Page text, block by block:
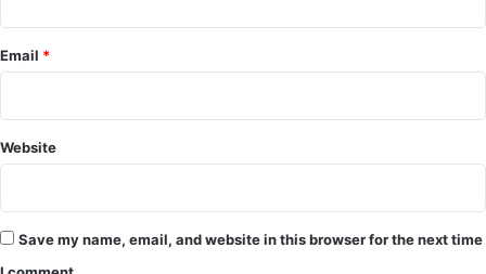
Email *
Website
Save my name, email, and website in this browser for the next time